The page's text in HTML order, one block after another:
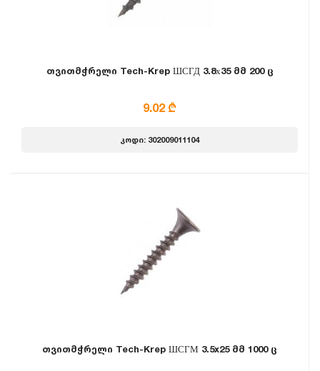
თვითმჭრელი Tech-Krep ШСГД 3.8х35 მმ 200 ც
9.02 ₾
კოდი: 302009011104
თვითმჭრელი Tech-Krep ШСГМ 3.5x25 მმ 1000 ც